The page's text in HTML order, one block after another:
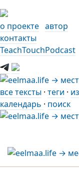
о проекте автор
контакты
TeachTouchPodcast
все тексты · теги ·
календарь · поиск